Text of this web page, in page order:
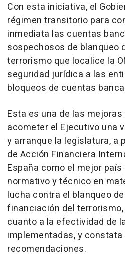
Con esta iniciativa, el
régimen transitorio para
inmediata las cuentas
sospechosos de blanqueo
terrorismo que localice la
seguridad jurídica a las
bloqueos de cuentas
Esta es una de las
acometer el Ejecutivo una
y arranque la legislatura, a
de Acción Financiera
España como el mejor
normativo y técnico en
lucha contra el blanqueo
financiación del
cuanto a la efectividad de
implementadas, y
recomendaciones.